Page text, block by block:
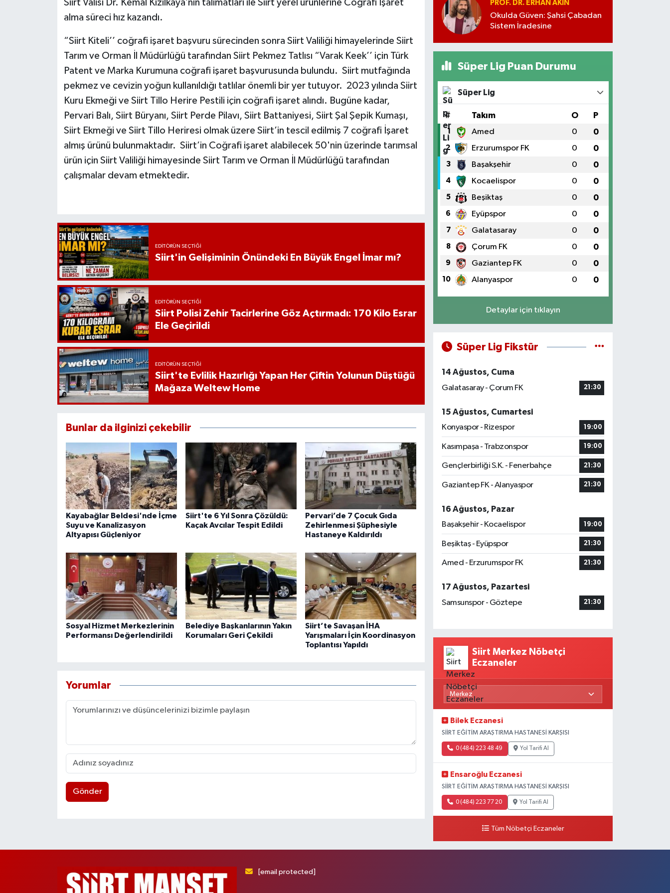
Siirt Valisi Dr. Kemal Kızılkaya’nın talimatları ile Siirt yerel ürünlerine Coğrafi İşaret
alma süreci hız kazandı.
“Siirt Kiteli’’ coğrafi işaret başvuru sürecinden sonra Siirt Valiliği himayelerinde Siirt
Tarım ve Orman İl Müdürlüğü tarafından Siirt Pekmez Tatlısı “Varak Keek’’ için Türk
Patent ve Marka Kurumuna coğrafi işaret başvurusunda bulundu. Siirt mutfağında
pekmez ve cevizin yoğun kullanıldığı tatlılar önemli bir yer tutuyor. 2023 yılında Siirt
Kuru Ekmeği ve Siirt Tillo Herire Pestili için coğrafi işaret alındı. Bugüne kadar,
Pervari Balı, Siirt Büryanı, Siirt Perde Pilavı, Siirt Battaniyesi, Siirt Şal Şepik Kumaşı,
Siirt Ekmeği ve Siirt Tillo Heriresi olmak üzere Siirt’in tescil edilmiş 7 coğrafi İşaret
almış ürünü bulunmaktadır. Siirt’in Coğrafi işaret alabilecek 50'nin üzerinde tarımsal
ürün için Siirt Valiliği himayesinde Siirt Tarım ve Orman İl Müdürlüğü tarafından
çalışmalar devam etmektedir.
EDITÖRÜN SEÇTIĞI
Siirt'in Gelişiminin Önündeki En Büyük Engel İmar mı?
EDITÖRÜN SEÇTIĞI
Siirt Polisi Zehir Tacirlerine Göz Açtırmadı: 170 Kilo Esrar
Ele Geçirildi
EDITÖRÜN SEÇTIĞI
Siirt'te Evlilik Hazırlığı Yapan Her Çiftin Yolunun Düştüğü
Mağaza Weltew Home
Bunlar da ilginizi çekebilir
Kayabağlar Beldesi'nde İçme
Suyu ve Kanalizasyon
Altyapısı Güçleniyor
Siirt'te 6 Yıl Sonra Çözüldü:
Kaçak Avcılar Tespit Edildi
Pervari’de 7 Çocuk Gıda
Zehirlenmesi Şüphesiyle
Hastaneye Kaldırıldı
Sosyal Hizmet Merkezlerinin
Performansı Değerlendirildi
Belediye Başkanlarının Yakın
Korumaları Geri Çekildi
Siirt’te Savaşan İHA
Yarışmaları İçin Koordinasyon
Toplantısı Yapıldı
Yorumlar
Gönder
PROF. DR. ERHAN AKIN
Okulda Güven: Şahsi Çabadan
Sistem İradesine
Süper Lig Puan Durumu
Süper Lig
# Takım O P
1 Amed 0 0
2 Erzurumspor FK 0 0
3 Başakşehir 0 0
4 Kocaelispor 0 0
5 Beşiktaş 0 0
6 Eyüpspor 0 0
7 Galatasaray 0 0
8 Çorum FK 0 0
9 Gaziantep FK 0 0
10 Alanyaspor 0 0
Detaylar için tıklayın
Süper Lig Fikstür
14 Ağustos, Cuma
Galatasaray - Çorum FK
21:30
15 Ağustos, Cumartesi
Konyaspor - Rizespor
19:00
Kasımpaşa - Trabzonspor 19:00
Gençlerbirliği S.K. - Fenerbahçe 21:30
Gaziantep FK - Alanyaspor 21:30
16 Ağustos, Pazar
Başakşehir - Kocaelispor
19:00
Beşiktaş - Eyüpspor 21:30
Amed - Erzurumspor FK 21:30
17 Ağustos, Pazartesi
Samsunspor - Göztepe
21:30
Siirt Merkez Nöbetçi
Eczaneler
Bilek Eczanesi
SİİRT EĞİTİM ARAŞTIRMA HASTANESİ KARŞISI
0 (484) 223 48 49 Yol Tarifi Al
Ensaroğlu Eczanesi
SİİRT EĞİTİM ARAŞTIRMA HASTANESİ KARŞISI
0 (484) 223 77 20 Yol Tarifi Al
Tüm Nöbetçi Eczaneler
[email protected]